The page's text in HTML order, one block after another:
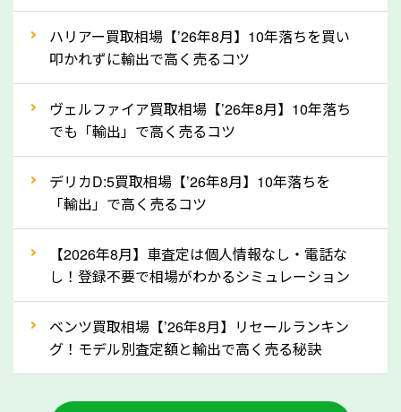
定を行い高価買取価格をつけやすくなります。
ってきます！
自動車税の還付金は、先に年払いしていた自動車税が
月割りで返還されるものです。ですから、自動車税の
還付金は早めに売却するほど多く還付されます。不要
な車は早めに廃車手続きをしたほうが良いでしょう。
③自動車税の還付金の扱いについて確認し
ましょう！
車を廃車にすると、自動車税の還付金を受け取ること
ができる場合があります。廃車買取業者の中には、還
付金をお客様に返還しない業者もあります。廃車査定
ハリアー買取相場【’26年8月】10年落ちを買い
叩かれずに輸出で高く売るコツ
ヴェルファイア買取相場【’26年8月】10年落ち
でも「輸出」で高く売るコツ
デリカD:5買取相場【’26年8月】10年落ちを
「輸出」で高く売るコツ
【2026年8月】車査定は個人情報なし・電話な
し！登録不要で相場がわかるシミュレーション
ベンツ買取相場【’26年8月】リセールランキン
グ！モデル別査定額と輸出で高く売る秘訣